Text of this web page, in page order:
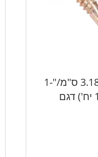
בורג איסכורית "1/4 (3.18 ס"מ/"1-
1/4) קודח +אטם (100 יח') דגם